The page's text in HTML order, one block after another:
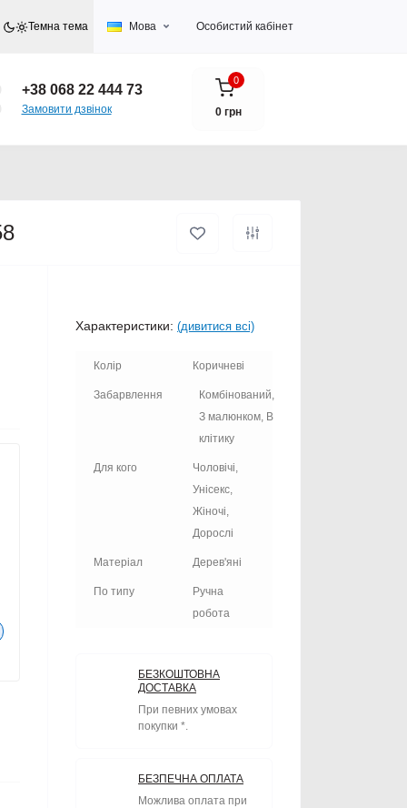
Темна тема Мова Особистий кабінет
+38 068 22 444 73
Замовити дзвінок
0
0 грн
Характеристики: (дивитися всі)
Колір Коричневі
Забарвлення
Комбінований,
З малюнком, В
клітику
Для кого
Чоловічі,
Унісекс,
Жіночі,
Дорослі
Матеріал Дерев'яні
По типу
Ручна
робота
БЕЗКОШТОВНА
ДОСТАВКА
При певних умовах
покупки *.
БЕЗПЕЧНА ОПЛАТА
Можлива оплата при